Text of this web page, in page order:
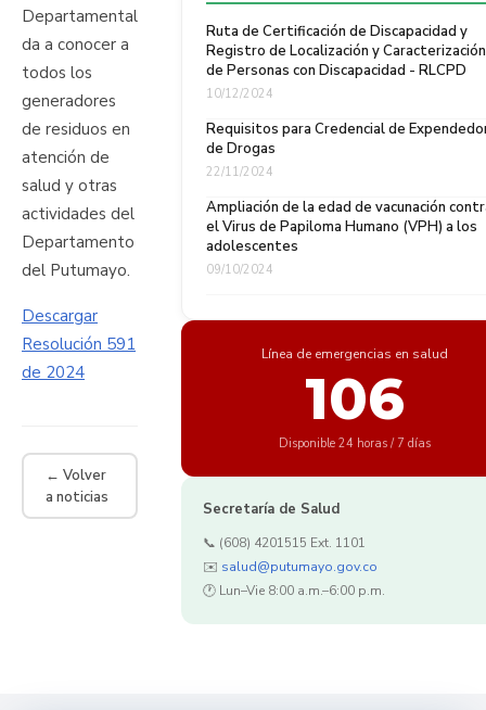
Departamental
da a conocer a
todos los
generadores
de residuos en
atención de
salud y otras
actividades del
Departamento
del Putumayo.
Descargar
Resolución 591
de 2024
← Volver
a noticias
Ruta de Certificación de Discapacidad y
Registro de Localización y Caracterización
de Personas con Discapacidad - RLCPD
10/12/2024
Requisitos para Credencial de
de Drogas
22/11/2024
Ampliación de la edad de vacunación
el Virus de Papiloma Humano (VPH) a los
adolescentes
09/10/2024
Línea de emergencias en salud
106
Disponible 24 horas / 7 días
Secretaría de Salud
📞 (608) 4201515 Ext. 1101
✉️ salud@putumayo.gov.co
🕐 Lun–Vie 8:00 a.m.–6:00 p.m.